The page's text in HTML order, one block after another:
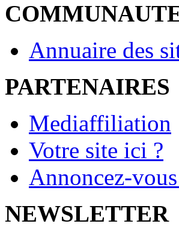
Annuaire des
PARTENAIRES
Mediaffiliation
Votre site ici ?
Annoncez-
NEWSLETTER